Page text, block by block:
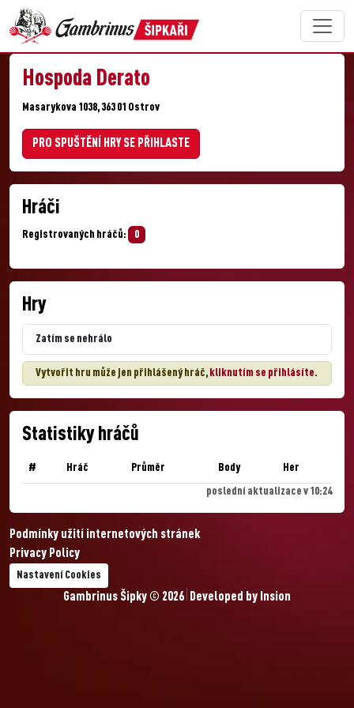
Hospoda Derato
Masarykova 1038, 363 01 Ostrov
PRO SPUŠTĚNÍ HRY SE PŘIHLASTE
Hráči
Registrovaných hráčů: 0
Hry
Zatím se nehrálo
Vytvořit hru může jen přihlášený hráč, kliknutím se přihlásíte.
Statistiky hráčů
# Hráč Průměr Body Her
poslední aktualizace v 10:24
Podmínky užití internetových stránek
Privacy Policy
Nastavení Cookies
Gambrinus Šipky © 2026 Developed by Insion